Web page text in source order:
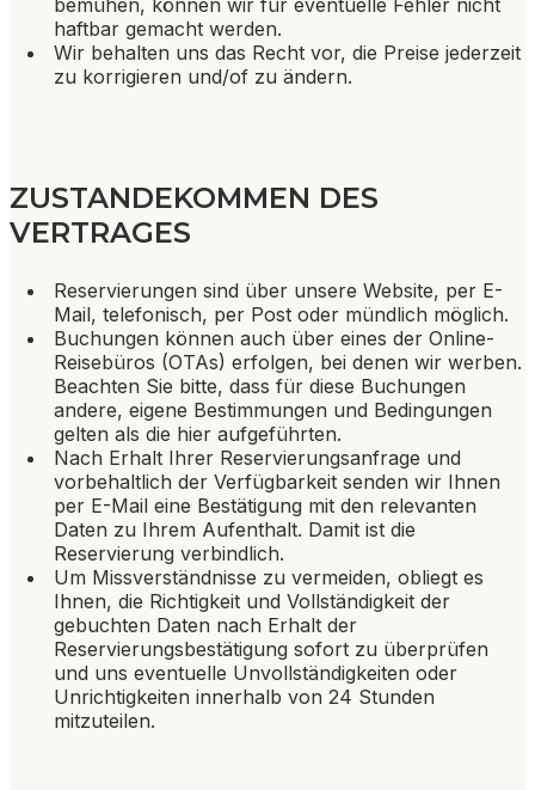
bemühen, können wir für eventuelle Fehler nicht
haftbar gemacht werden.
Wir behalten uns das Recht vor, die Preise jederzeit
zu korrigieren und/of zu ändern.
ZUSTANDEKOMMEN DES
VERTRAGES
Reservierungen sind über unsere Website, per E-
Mail, telefonisch, per Post oder mündlich möglich.
Buchungen können auch über eines der Online-
Reisebüros (OTAs) erfolgen, bei denen wir werben.
Beachten Sie bitte, dass für diese Buchungen
andere, eigene Bestimmungen und Bedingungen
gelten als die hier aufgeführten.
Nach Erhalt Ihrer Reservierungsanfrage und
vorbehaltlich der Verfügbarkeit senden wir Ihnen
per E-Mail eine Bestätigung mit den relevanten
Daten zu Ihrem Aufenthalt. Damit ist die
Reservierung verbindlich.
Um Missverständnisse zu vermeiden, obliegt es
Ihnen, die Richtigkeit und Vollständigkeit der
gebuchten Daten nach Erhalt der
Reservierungsbestätigung sofort zu überprüfen
und uns eventuelle Unvollständigkeiten oder
Unrichtigkeiten innerhalb von 24 Stunden
mitzuteilen.